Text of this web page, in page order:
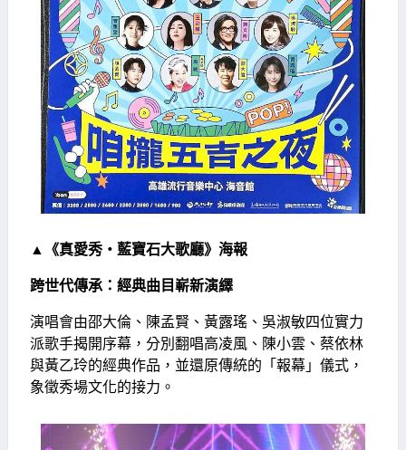
▲《真愛秀・藍寶石大歌廳》海報
跨世代傳承：經典曲目嶄新演繹
演唱會由邵大倫、陳孟賢、黃露瑤、吳淑敏四位實力
派歌手揭開序幕，分別翻唱高凌風、陳小雲、蔡依林
與黃乙玲的經典作品，並還原傳統的「報幕」儀式，
象徵秀場文化的接力。